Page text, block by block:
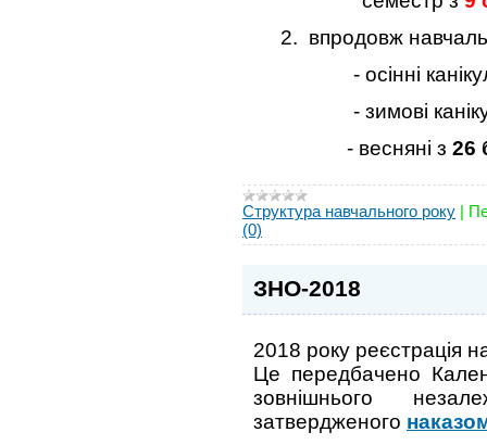
2. впродовж
- осінні
- зимові
- весняні з26
Структура навчального року |
(0)
ЗНО-2018
2018 року реєстрація
Це передбачено
зовнішнього
затвердженого